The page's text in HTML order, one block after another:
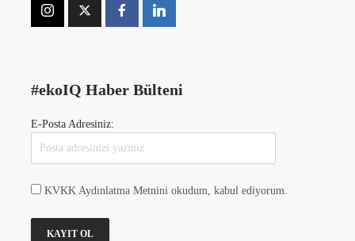
#ekoIQ Haber Bülteni
E-Posta Adresiniz:
KVKK Aydınlatma Metnini okudum, kabul ediyorum.